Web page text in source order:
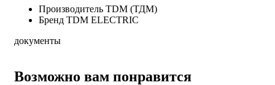
Производитель TDM (ТДМ)
Бренд TDM ELECTRIC
документы
Возможно вам понравится